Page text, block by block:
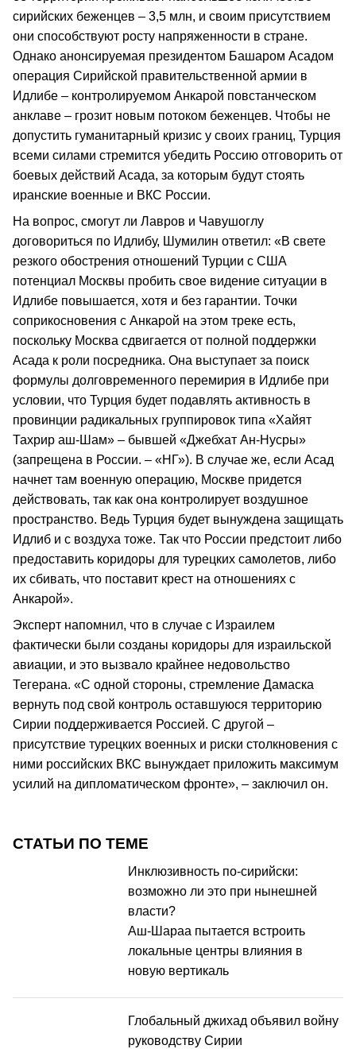
сирийских беженцев – 3,5 млн, и своим присутствием
они способствуют росту напряженности в стране.
Однако анонсируемая президентом Башаром Асадом
операция Сирийской правительственной армии в
Идлибе – контролируемом Анкарой повстанческом
анклаве – грозит новым потоком беженцев. Чтобы не
допустить гуманитарный кризис у своих границ, Турция
всеми силами стремится убедить Россию отговорить от
боевых действий Асада, за которым будут стоять
иранские военные и ВКС России.
На вопрос, смогут ли Лавров и Чавушоглу
договориться по Идлибу, Шумилин ответил: «В свете
резкого обострения отношений Турции с США
потенциал Москвы пробить свое видение ситуации в
Идлибе повышается, хотя и без гарантии. Точки
соприкосновения с Анкарой на этом треке есть,
поскольку Москва сдвигается от полной поддержки
Асада к роли посредника. Она выступает за поиск
формулы долговременного перемирия в Идлибе при
условии, что Турция будет подавлять активность в
провинции радикальных группировок типа «Хайят
Тахрир аш-Шам» – бывшей «Джебхат Ан-Нусры»
(запрещена в России. – «НГ»). В случае же, если Асад
начнет там военную операцию, Москве придется
действовать, так как она контролирует воздушное
пространство. Ведь Турция будет вынуждена защищать
Идлиб и с воздуха тоже. Так что России предстоит либо
предоставить коридоры для турецких самолетов, либо
их сбивать, что поставит крест на отношениях с
Анкарой».
Эксперт напомнил, что в случае с Израилем
фактически были созданы коридоры для израильской
авиации, и это вызвало крайнее недовольство
Тегерана. «С одной стороны, стремление Дамаска
вернуть под свой контроль оставшуюся территорию
Сирии поддерживается Россией. С другой –
присутствие турецких военных и риски столкновения с
ними российских ВКС вынуждает приложить максимум
усилий на дипломатическом фронте», – заключил он.
СТАТЬИ ПО ТЕМЕ
Инклюзивность по-сирийски:
возможно ли это при нынешней
власти?
Аш-Шараа пытается встроить
локальные центры влияния в
новую вертикаль
Глобальный джихад объявил войну
руководству Сирии